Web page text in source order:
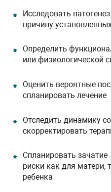
Исследовать
причину
Определить
или физиологической
Оценить вероятные
спланировать лечение
Отследить динамику
скорректировать
Спланировать
риски как для матери,
ребенка